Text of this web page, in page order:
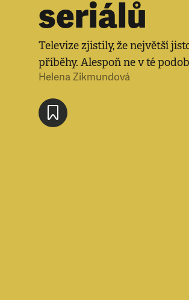
seriálů
Televize zjistily, že největší
příběhy. Alespoň ne v té
Helena Zikmundová